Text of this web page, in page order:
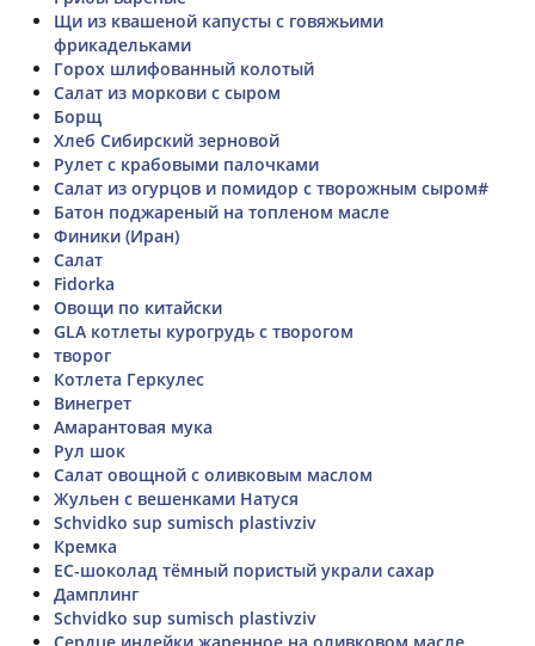
Щи из квашеной капусты с говяжьими
фрикадельками
Горох шлифованный колотый
Салат из моркови с сыром
Борщ
Хлеб Сибирский зерновой
Рулет с крабовыми палочками
Салат из огурцов и помидор с творожным сыром#
Батон поджареный на топленом масле
Финики (Иран)
Салат
Fidorka
Овощи по китайски
GLA котлеты курогрудь с творогом
творог
Котлета Геркулес
Винегрет
Амарантовая мука
Рул шок
Салат овощной с оливковым маслом
Жульен с вешенками Натуся
Schvidko sup sumisch plastivziv
Кремка
ЕС-шоколад тёмный пористый украли сахар
Дамплинг
Schvidko sup sumisch plastivziv